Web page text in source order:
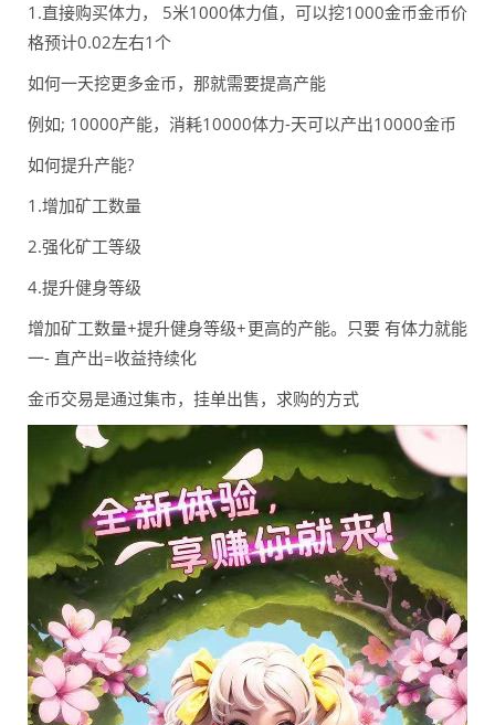
1.直接购买体力， 5米1000体力值，可以挖1000金币金币价
格预计0.02左右1个
如何一天挖更多金币，那就需要提高产能
例如; 10000产能，消耗10000体力-天可以产出10000金币
如何提升产能?
1.增加矿工数量
2.强化矿工等级
4.提升健身等级
增加矿工数量+提升健身等级+更高的产能。只要 有体力就能
一- 直产出=收益持续化
金币交易是通过集市，挂单出售，求购的方式